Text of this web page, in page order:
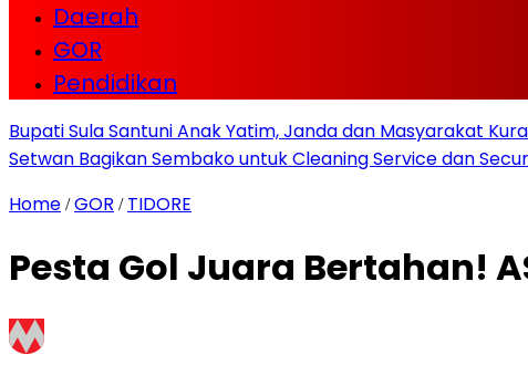
Daerah
GOR
Pendidikan
Bupati Sula Santuni Anak Yatim, Janda dan Masyarakat
Setwan Bagikan Sembako untuk Cleaning Service dan
Home /GOR / TIDORE
Pesta Gol Juara Bertahan!